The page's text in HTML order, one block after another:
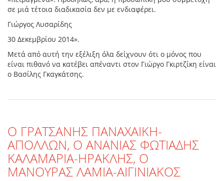
σε μιά τέτοια διαδικασία δεν με ενδιαφέρει.
Γιώργος Λυσαρίδης
30 Δεκεμβρίου 2014».
Mετά από αυτή την εξέλιξη όλα δείχνουν ότι ο μόνος που
είναι πιθανό να κατέβει απέναντι στον Γιώργο Γκιρτζίκη είναι
ο Βασίλης Γκαγκάτσης.
Ο ΓΡΑΤΣΑΝΗΣ ΠΑΝΑΧΑΙΚΗ-
ΑΠΟΛΛΩΝ, Ο ΑΝΑΝΙΑΣ ΦΩΤΙΑΔΗΣ
ΚΑΛΑΜΑΡΙΑ-ΗΡΑΚΛΗΣ, Ο
ΜΑΝΟΥΡΑΣ ΛΑΜΙΑ-ΑΙΓΙΝΙΑΚΟΣ